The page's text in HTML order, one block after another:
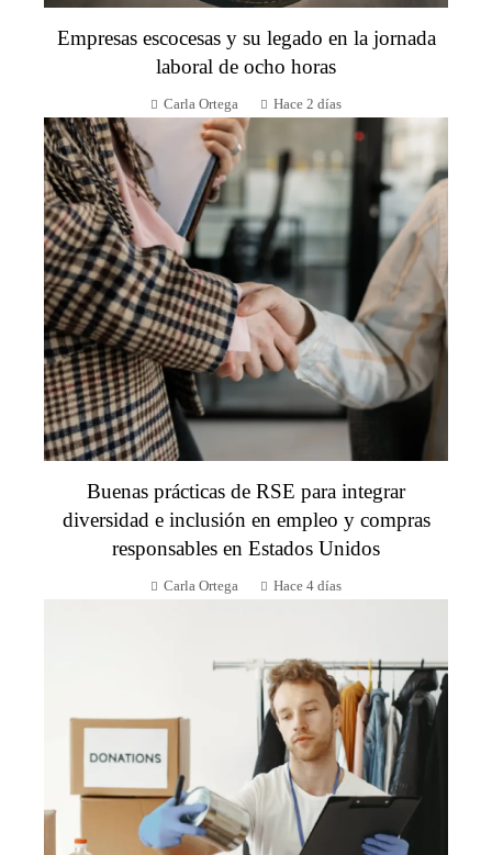
Empresas escocesas y su legado en la jornada
laboral de ocho horas
Carla Ortega Hace 2 días
Buenas prácticas de RSE para integrar
diversidad e inclusión en empleo y compras
responsables en Estados Unidos
Carla Ortega Hace 4 días